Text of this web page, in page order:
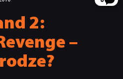
2:
–